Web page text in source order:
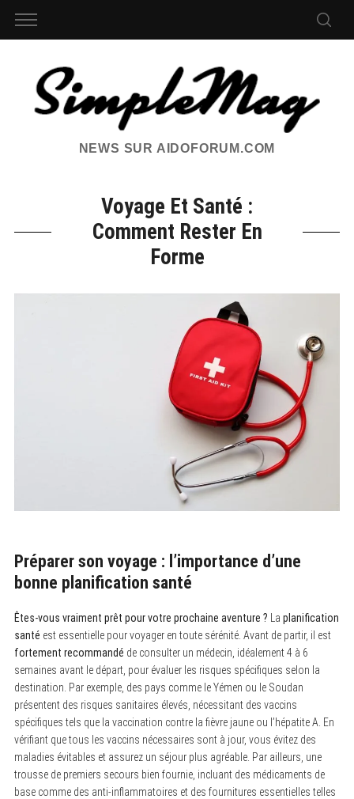
NEWS SUR AIDOFORUM.COM
Voyage Et Santé :
Comment Rester En
Forme
Préparer son voyage : l’importance d’une
bonne planification santé
Êtes-vous vraiment prêt pour votre prochaine aventure ? La planification
santé est essentielle pour voyager en toute sérénité. Avant de partir, il est
fortement recommandé de consulter un médecin, idéalement 4 à 6
semaines avant le départ, pour évaluer les risques spécifiques selon la
destination. Par exemple, des pays comme le Yémen ou le Soudan
présentent des risques sanitaires élevés, nécessitant des vaccins
spécifiques tels que la vaccination contre la fièvre jaune ou l’hépatite A. En
vérifiant que tous les vaccins nécessaires sont à jour, vous évitez des
maladies évitables et assurez un séjour plus agréable. Par ailleurs, une
trousse de premiers secours bien fournie, incluant des médicaments de
base comme des anti-inflammatoires et des fournitures essentielles telles